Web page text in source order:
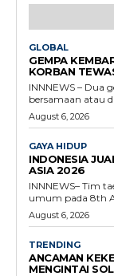
GLOBAL
GEMPA
KORBAN
INNNEWS –
bersamaan atau
August 6, 2026
GAYA HIDUP
INDONESIA
ASIA 2026
INNNEWS– Tim
umum pada 8th
August 6, 2026
TRENDING
ANCAMAN
MENGINTAI